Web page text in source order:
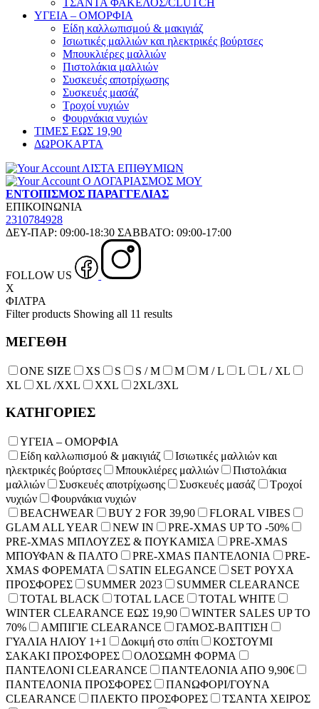
ΤΣΑΝΤΑ ΦΑΚΕΛΟΣ/CLUTCH
ΥΓΕΙΑ – ΟΜΟΡΦΙΑ
Είδη καλλωπισμού & μακιγιάζ
Ισιωτικές μαλλιών και ηλεκτρικές βούρτσες
Μπουκλιέρες μαλλιών
Πιστολάκια μαλλιών
Συσκευές αποτρίχωσης
Συσκευές μασάζ
Τροχοί νυχιών
Φουρνάκια νυχιών
ΤΙΜΕΣ ΕΩΣ 19,90
ΔΩΡΟΚΑΡΤΑ
ΛΙΣΤΑ ΕΠΙΘΥΜΙΩΝ
Ο ΛΟΓΑΡΙΑΣΜΟΣ ΜΟΥ
ΕΝΤΟΠΙΣΜΟΣ ΠΑΡΑΓΓΕΛΙΑΣ
ΕΠΙΚΟΙΝΩΝΙΑ
2310784928
ΔΕΥ-ΠΑΡ: 09:00-18:30 ΣΑΒΒΑΤΟ: 09:00-17:00
FOLLOW US
X
ΦΙΛΤΡΑ
Filter products Showing all 11 results
ΜΕΓΕΘΗ
ONE SIZE XS S S / M Μ M / L L
L / XL
XL
XL /XXL XXL 2XL/3XL
ΚΑΤΗΓΟΡΙΕΣ
ΥΓΕΙΑ – ΟΜΟΡΦΙΑ
Είδη καλλωπισμού & μακιγιάζ
Ισιωτικές μαλλιών και
ηλεκτρικές βούρτσες
Μπουκλιέρες μαλλιών
Πιστολάκια
μαλλιών
Συσκευές αποτρίχωσης Συσκευές μασάζ
Τροχοί
νυχιών
Φουρνάκια νυχιών
BEACHWEAR
BUY 2 FOR 39,90
FLORAL VIBES
GLAM ALL YEAR
NEW IN
PRE-XMAS UP TO -50%
PRE-XMAS ΜΠΛΟΥΖΕΣ & ΠΟΥΚΑΜΙΣΑ
PRE-XMAS
ΜΠΟΥΦΑΝ & ΠΑΛΤΟ
PRE-XMAS ΠΑΝΤΕΛΟΝΙΑ
PRE-
XMAS ΦΟΡΕΜΑΤΑ
SATIN ELEGANCE
SET ΡΟΥΧΑ
ΠΡΟΣΦΟΡΕΣ
SUMMER 2023
SUMMER CLEARANCE
TOTAL BLACK
TOTAL LACE
TOTAL WHITE
WINTER CLEARANCE ΕΩΣ 19,90
WINTER SALES UP TO
70%
ΑΜΠΙΓΙΕ CLEARANCE
ΓΑΜΟΣ-ΒΑΠΤΙΣΗ
ΓΥΑΛΙΑ ΗΛΙΟΥ 1+1
Δοκιμή στο σπίτι
ΚΟΣΤΟΥΜΙ
ΣΑΚΑΚΙ ΠΡΟΣΦΟΡΕΣ
ΟΛΟΣΩΜΗ ΦΟΡΜΑ
ΠΑΝΤΕΛΟΝΙ CLEARANCE
ΠΑΝΤΕΛΟΝΙΑ ΑΠΟ 9,90€
ΠΑΝΤΕΛΟΝΙΑ ΠΡΟΣΦΟΡΕΣ
ΠΑΝΩΦΟΡΙ/ΓΟΥΝΑ
CLEARANCE
ΠΛΕΚΤΟ ΠΡΟΣΦΟΡΕΣ
ΤΣΑΝΤΑ ΧΕΙΡΟΣ